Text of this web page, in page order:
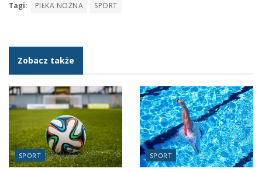
Tagi: PIŁKA NOŻNA SPORT
Zobacz także
SPORT SPORT